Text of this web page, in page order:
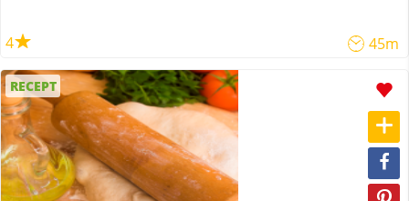
4 45m
RECEPT